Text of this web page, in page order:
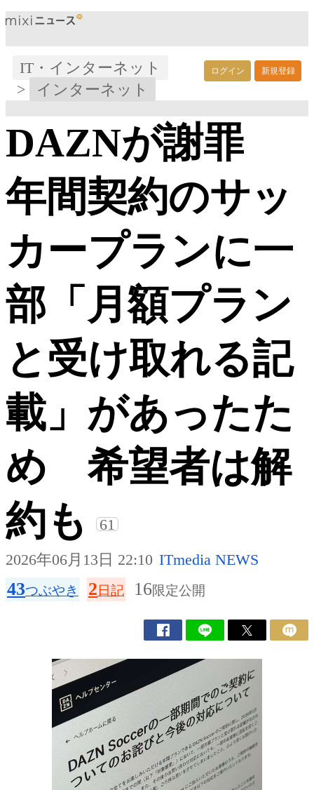
ログイン 新規登録
IT・インターネット
>
インターネット
DAZNが謝罪
年間契約のサッ
カープランに一
部「月額プラン
と受け取れる記
載」があったた
め 希望者は解
約も
61
2026年06月13日 22:10 ITmedia NEWS
43つぶやき 2日記 16限定公開